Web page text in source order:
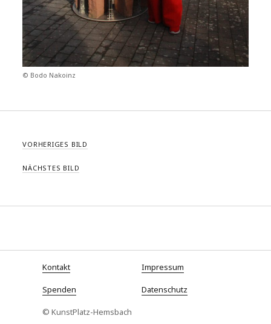
© Bodo Nakoinz
VORHERIGES BILD
NÄCHSTES BILD
Kontakt Impressum
Spenden Datenschutz
© KunstPlatz-Hemsbach